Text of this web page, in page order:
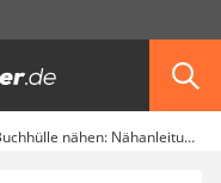
Ordner- und Buchhülle nähen: Nähanleitung für Anfänger